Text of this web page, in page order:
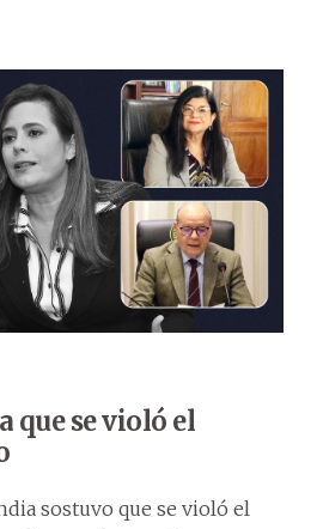
que se violó el
sostuvo que se violó el